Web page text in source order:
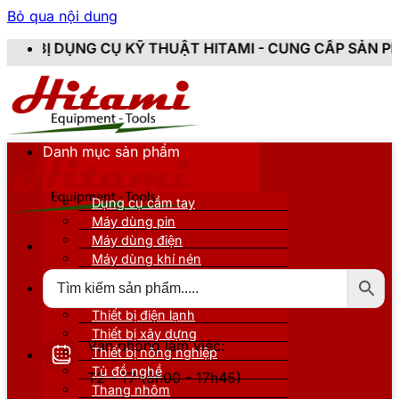
Bỏ qua nội dung
KỸ THUẬT HITAMI - CUNG CẤP SẢN PHẨM CHÍNH
Văn phòng làm việc:
T2 - T7 (8h00 - 17h45)
Danh mục sản phẩm
Dụng cụ cầm tay
Máy dùng pin
Máy dùng điện
Máy dùng khí nén
Thiết bị nâng đỡ
Thiết bị điện lạnh
Thiết bị xây dựng
Thiết bị nông nghiệp
Tủ đồ nghề
Thang nhôm